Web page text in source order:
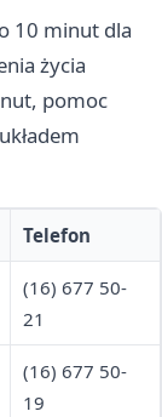
10 minut dla
życia
pomoc
Telefon
(16) 677 50-
21
(16) 677 50-
19